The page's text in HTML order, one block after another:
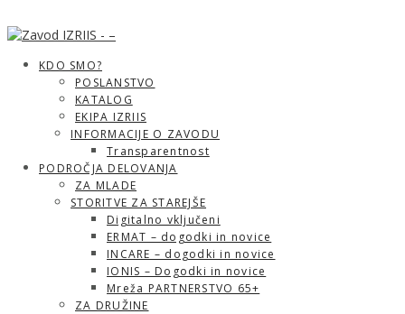
KDO SMO?
POSLANSTVO
KATALOG
EKIPA IZRIIS
INFORMACIJE O ZAVODU
Transparentnost
PODROČJA DELOVANJA
ZA MLADE
STORITVE ZA STAREJŠE
Digitalno vključeni
ERMAT – dogodki in novice
INCARE – dogodki in novice
IONIS – Dogodki in novice
Mreža PARTNERSTVO 65+
ZA DRUŽINE